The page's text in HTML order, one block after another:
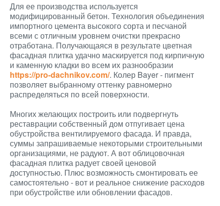
Для ее производства используется
модифицированный бетон. Технология объединения
импортного цемента высокого сорта и песчаной
всеми с отличным уровнем очистки прекрасно
отработана. Получающаяся в результате цветная
фасадная плитка удачно маскируется под кирпичную
и каменную кладки во всем их разнообразии
https://pro-dachnikov.com/. Колер Bayer - пигмент
позволяет выбранному оттенку равномерно
распределяться по всей поверхности.
Многих желающих построить или подвергнуть
реставрации собственный дом отпугивает цена
обустройства вентилируемого фасада. И правда,
суммы запрашиваемые некоторыми строительными
организациями, не радуют. А вот облицовочная
фасадная плитка радует своей ценовой
доступностью. Плюс возможность смонтировать ее
самостоятельно - вот и реальное снижение расходов
при обустройстве или обновлении фасадов.